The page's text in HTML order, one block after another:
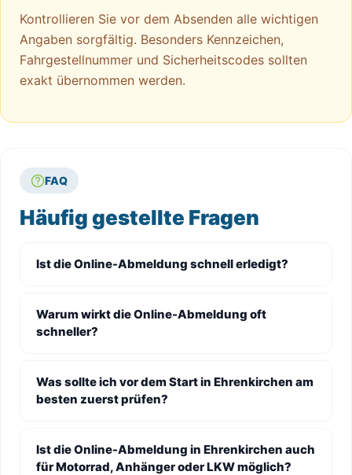
Kontrollieren Sie vor dem Absenden alle wichtigen
Angaben sorgfältig. Besonders Kennzeichen,
Fahrgestellnummer und Sicherheitscodes sollten
exakt übernommen werden.
FAQ
Häufig gestellte Fragen
Ist die Online-Abmeldung schnell erledigt?
Warum wirkt die Online-Abmeldung oft
schneller?
Was sollte ich vor dem Start in Ehrenkirchen am
besten zuerst prüfen?
Ist die Online-Abmeldung in Ehrenkirchen auch
für Motorrad, Anhänger oder LKW möglich?